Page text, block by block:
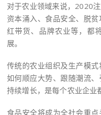
对于农业领域来说，2020
资本涌入、食品安全、脱
红带货、品牌农业等，都
展。
传统的农业组织及生产模式
如何顺应大势、跟随潮流
持续增长，是每个农业企业
食品安全将成为全社会重